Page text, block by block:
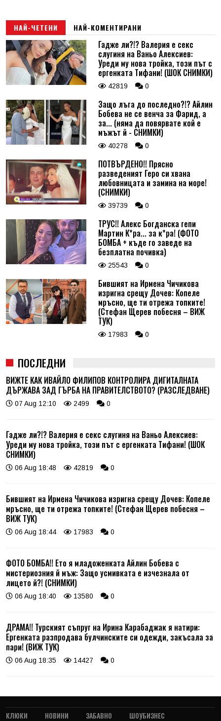
НАЙ-ЧЕТЕНИ НАЙ-КОМЕНТИРАНИ
Гадже ли?!? Валерия е секс
слугиня на Ваньо Алексиев:
Уреди му нова тройка, този път с
ергенката Тифани! (ШОК СНИМКИ)
42819 0
Защо лъга до последно?!? Айлин
Бобева не се венча за Фарид, а
за... (няма да повярвате кой е
мъжът й - СНИМКИ)
40278 0
ПОТВЪРДЕНО!! Прясно
разведеният Геро си хвана
любовницата и замина на море!
(СНИМКИ)
39739 0
ТРУС!! Алекс Богданска гепи
Мартин К*ра... за к*ра! (ФОТО
БОМБА + къде го заведе на
безплатна почивка)
25543 0
Бившият на Ирмена Чичикова
изригна срещу Дочев: Копеле
мръсно, ще ти отрежа топките!
(Стефан Щерев побесня – ВИЖ
ТУК)
17983 0
ПОСЛЕДНИ
ВИЖТЕ КАК ИВАЙЛО ФИЛИПОВ КОНТРОЛИРА ДИГИТАЛНАТА
ДЪРЖАВА ЗАД ГЪРБА НА ПРАВИТЕЛСТВОТО? (РАЗСЛЕДВАНЕ)
07 Aug 12:10 2499 0
Гадже ли?!? Валерия е секс слугиня на Ваньо Алексиев:
Уреди му нова тройка, този път с ергенката Тифани! (ШОК
СНИМКИ)
06 Aug 18:48 42819 0
Бившият на Ирмена Чичикова изригна срещу Дочев: Копеле
мръсно, ще ти отрежа топките! (Стефан Щерев побесня –
ВИЖ ТУК)
06 Aug 18:44 17983 0
ФОТО БОМБА!! Ето я младоженката Айлин Бобева с
мистериозния й мъж: Защо усмивката е изчезнала от
лицето й?! (СНИМКИ)
06 Aug 18:40 13580 0
ДРАМА!! Турският съпруг на Ирина Карабаджак я натири:
Ергенката разпродава булчинските си одежди, закъсала за
пари! (ВИЖ ТУК)
06 Aug 18:35 14427 0
КЛЮКИ НОВИНИ ЗАБАВНО ШОУБИЗНЕС